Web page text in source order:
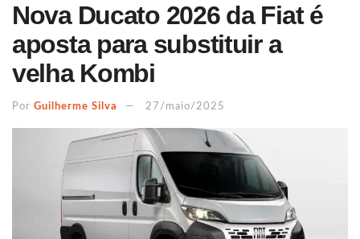
Nova Ducato 2026 da Fiat é
aposta para substituir a
velha Kombi
Por Guilherme Silva 27/maio/2025